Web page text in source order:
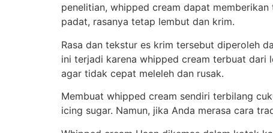
penelitian, whipped cream dapat
padat, rasanya tetap lembut dan krim.
Rasa dan tekstur es krim tersebut diperoleh
ini terjadi karena whipped cream terbuat dari
agar tidak cepat meleleh dan rusak.
Membuat whipped cream sendiri terbilang
icing sugar. Namun, jika Anda merasa cara